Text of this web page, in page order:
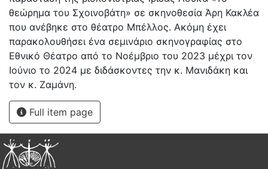
θεώρημα του Σχοινοβάτη» σε σκηνοθεσία Άρη Κακλέα
που ανέβηκε στο θέατρο Μπέλλος. Ακόμη έχει
παρακολουθήσει ένα σεμινάριο σκηνογραφίας στο
Εθνικό Θέατρο από το Νοέμβριο του 2023 μέχρι τον
Ιούνιο το 2024 με διδάσκοντες την κ. Μανιδάκη και
τον κ. Ζαμάνη.
Full item page